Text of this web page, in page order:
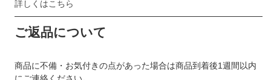
詳しくはこちら
ご返品について
商品に不備・お気付きの点があった場合は商品到着後1週間以内